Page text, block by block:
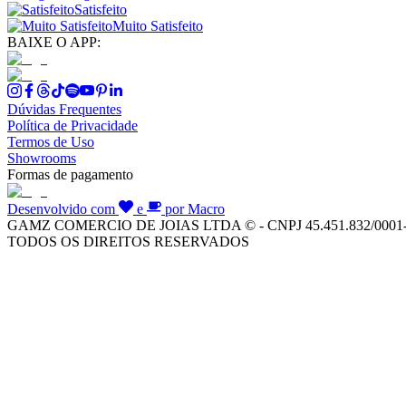
Satisfeito
Muito Satisfeito
BAIXE O APP:
Dúvidas Frequentes
Política de Privacidade
Termos de Uso
Showrooms
Formas de pagamento
Desenvolvido com e
por Macro
GAMZ COMERCIO DE JOIAS LTDA © - CNPJ 45.451.832/
TODOS OS DIREITOS RESERVADOS